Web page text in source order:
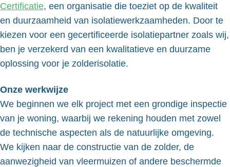
Certificatie, een organisatie die toeziet op de kwaliteit
en duurzaamheid van isolatiewerkzaamheden. Door te
kiezen voor een gecertificeerde isolatiepartner zoals wij,
ben je verzekerd van een kwalitatieve en duurzame
oplossing voor je zolderisolatie.
Onze werkwijze
We beginnen we elk project met een grondige inspectie
van je woning, waarbij we rekening houden met zowel
de technische aspecten als de natuurlijke omgeving.
We kijken naar de constructie van de zolder, de
aanwezigheid van vleermuizen of andere beschermde